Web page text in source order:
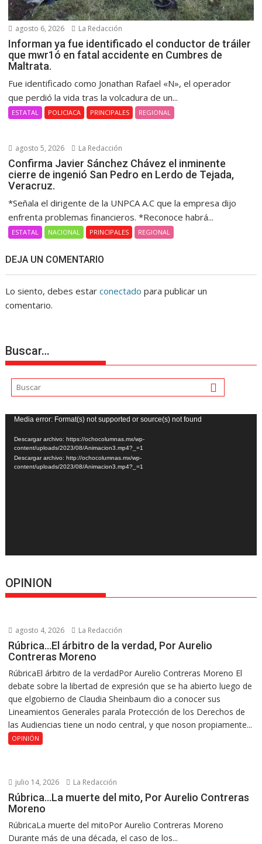
agosto 6, 2026 La Redacción
Informan ya fue identificado el conductor de tráiler
que mwr1ó en fatal accidente en Cumbres de
Maltrata.
Fue identificado como Jonathan Rafael «N», el operador
que perdió la vida tras la volcadura de un...
ESTATAL POLICIACA PRINCIPALES REGIONAL
agosto 5, 2026 La Redacción
Confirma Javier Sánchez Chávez el inminente
cierre de ingenió San Pedro en Lerdo de Tejada,
Veracruz.
*Señala el dirigente de la UNPCA A.C que la empresa dijo
enfrenta problemas financieros. *Reconoce habrá...
ESTATAL NACIONAL PRINCIPALES REGIONAL
DEJA UN COMENTARIO
Lo siento, debes estarconectado para publicar un
comentario.
Buscar…
Reproductor
de
vídeo
Media error: Format(s) not supported or source(s) not found
Descargar archivo: https://ochocolumnas.mx/wp-
content/uploads/2023/08/Animacion3.mp4?_=1
Descargar archivo: http://ochocolumnas.mx/wp-
content/uploads/2023/08/Animacion3.mp4?_=1
OPINION
agosto 4, 2026 La Redacción
Rúbrica…El árbitro de la verdad, Por Aurelio
Contreras Moreno
RúbricaEl árbitro de la verdadPor Aurelio Contreras Moreno El
debate sobre la libertad de expresión que se ha abierto luego de
que elgobierno de Claudia Sheinbaum dio a conocer sus
Lineamientos Generales parala Protección de los Derechos de
las Audiencias tiene un nodo central, y que noson propiamente...
OPINIÓN
julio 14, 2026 La Redacción
Rúbrica…La muerte del mito, Por Aurelio Contreras
Moreno
RúbricaLa muerte del mitoPor Aurelio Contreras Moreno
Durante más de una década, el caso de los...